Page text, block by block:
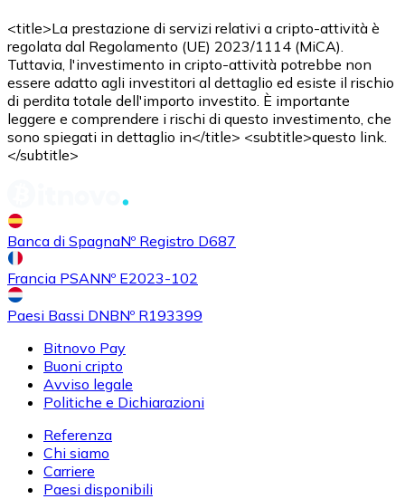
AcquistareUniswapcon bonifico bancario
UNI
AcquistareEthereum Classic
ETC
<title>La prestazione di servizi relativi a cripto-attività è
regolata dal Regolamento (UE) 2023/1114 (MiCA).
Tuttavia, l'investimento in cripto-attività potrebbe non
essere adatto agli investitori al dettaglio ed esiste il rischio
di perdita totale dell'importo investito. È importante
leggere e comprendere i rischi di questo investimento, che
sono spiegati in dettaglio in</title> <subtitle>questo link.
</subtitle>
Banca di SpagnaNº Registro D687
Francia PSANNº E2023-102
Paesi Bassi DNBNº R193399
Bitnovo Pay
Buoni cripto
Avviso legale
Politiche e Dichiarazioni
Referenza
Chi siamo
Carriere
Paesi disponibili